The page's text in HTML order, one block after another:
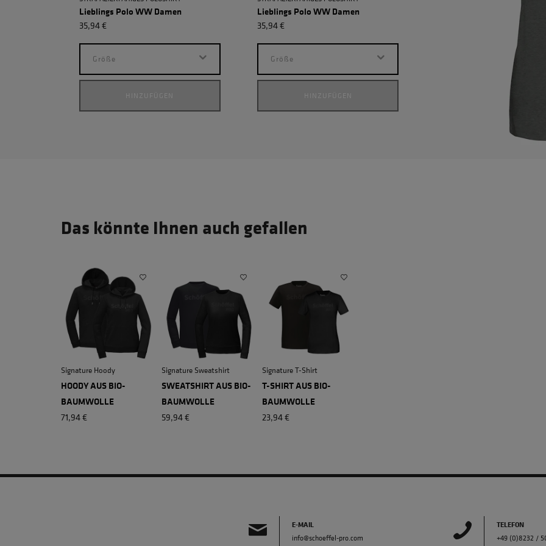
Lieblings Polo WW Damen
35,94 €
Größe
HINZUFÜGEN
Lieblings Polo WW Damen
35,94 €
Größe
HINZUFÜGEN
Lieblings T-Shirt GOTS
HINZUFÜGEN
Das könnte Ihnen auch gefallen
Signature Hoody
HOODY AUS BIO-
BAUMWOLLE
71,94 €
Signature Sweatshirt
SWEATSHIRT AUS BIO-
BAUMWOLLE
59,94 €
Signature T-Shirt
T-SHIRT AUS BIO-
BAUMWOLLE
23,94 €
E-MAIL
info@schoeffel-pro.com
TELEFON
+49 (0)8232 /